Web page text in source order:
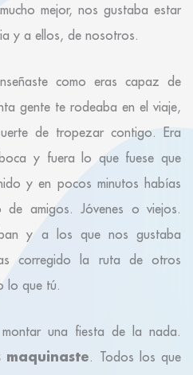
mejor, nos gustaba estar
y a ellos, de nosotros.
como eras capaz de
gente te rodeaba en el viaje,
de tropezar contigo. Era
y fuera lo que fuese que
y en pocos minutos habías
amigos. Jóvenes o viejos.
y a los que nos gustaba
corregido la ruta de otros
lo que tú.
una fiesta de la nada.
maquinaste. Todos los que